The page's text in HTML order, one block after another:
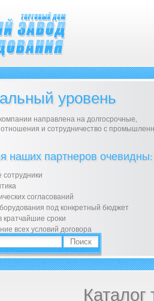
уровень
направлена на долгосрочные,
и сотрудничество с
наших партнеров очевидны:
согласований
под конкретный бюджет
кратчайшие сроки
всех условий договора
Каталог